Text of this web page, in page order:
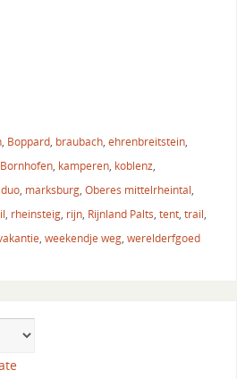
, Boppard, braubach, ehrenbreitstein,
, kamperen, koblenz,
, marksburg, Oberes mittelrheintal,
, rheinsteig, rijn, Rijnland Palts, tent, trail,
, weekendje weg, werelderfgoed